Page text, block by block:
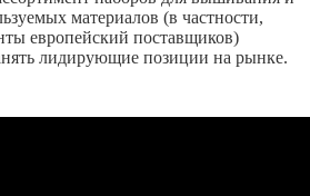
материалов (в частности,
европейский поставщиков)
лидирующие позиции на рынке.